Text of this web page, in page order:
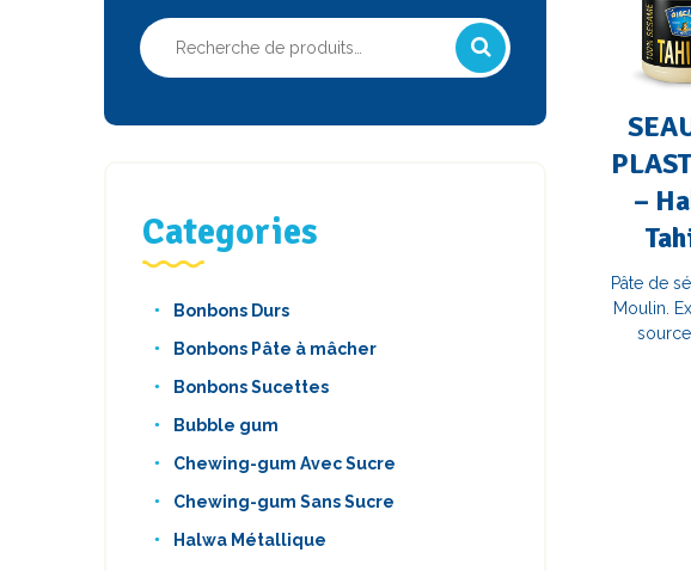
–
Pâte de
Moulin.
source
Recherche
pour :
Categories
Bonbons Durs
Bonbons Pâte à mâcher
Bonbons Sucettes
Bubble gum
Chewing-gum Avec Sucre
Chewing-gum Sans Sucre
Halwa Métallique